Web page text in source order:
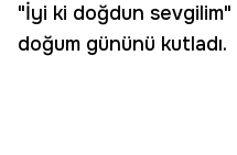
"İyi ki doğdun
doğum gününü kutladı.